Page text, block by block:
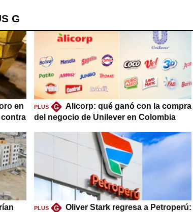
G
en
contra
PLUS G
Alicorp: qué ganó con la compra
del negocio de Unilever en Colombia
PLUS G Oliver Stark regresa a Petroperú: